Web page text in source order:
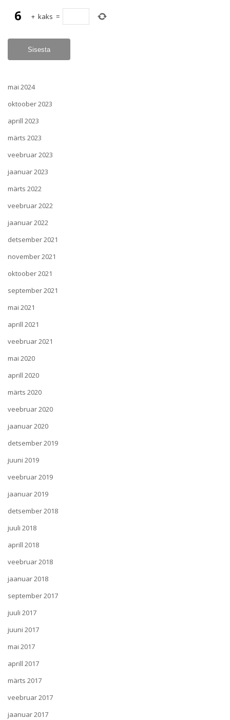
+ kaks =
mai 2024
oktoober 2023
aprill 2023
märts 2023
veebruar 2023
jaanuar 2023
märts 2022
veebruar 2022
jaanuar 2022
detsember 2021
november 2021
oktoober 2021
september 2021
mai 2021
aprill 2021
veebruar 2021
mai 2020
aprill 2020
märts 2020
veebruar 2020
jaanuar 2020
detsember 2019
juuni 2019
veebruar 2019
jaanuar 2019
detsember 2018
juuli 2018
aprill 2018
veebruar 2018
jaanuar 2018
september 2017
juuli 2017
juuni 2017
mai 2017
aprill 2017
märts 2017
veebruar 2017
jaanuar 2017